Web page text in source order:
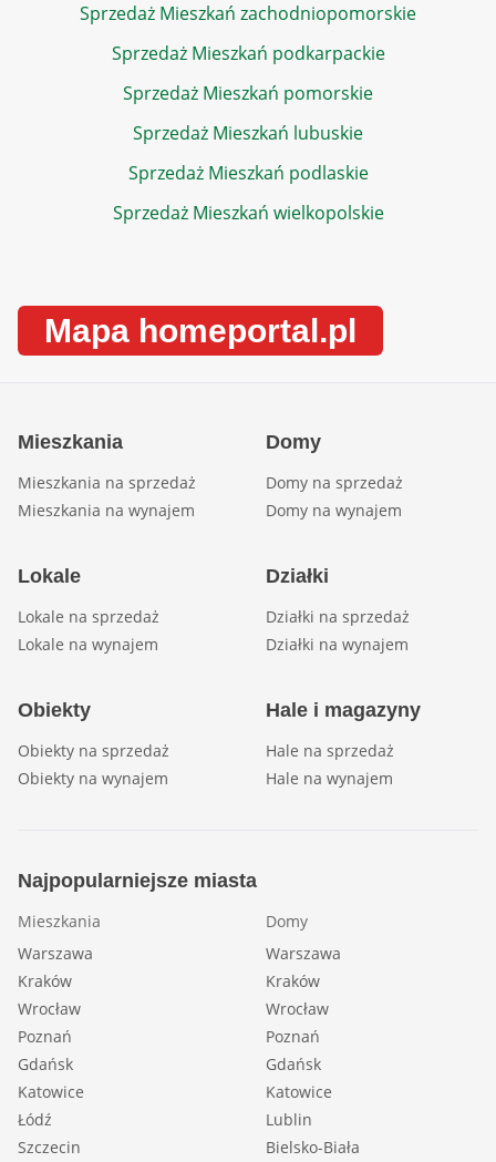
Sprzedaż Mieszkań zachodniopomorskie
Sprzedaż Mieszkań podkarpackie
Sprzedaż Mieszkań pomorskie
Sprzedaż Mieszkań lubuskie
Sprzedaż Mieszkań podlaskie
Sprzedaż Mieszkań wielkopolskie
Mapa homeportal.pl
Mieszkania
Mieszkania na sprzedaż
Mieszkania na wynajem
Domy
Domy na sprzedaż
Domy na wynajem
Lokale
Lokale na sprzedaż
Lokale na wynajem
Działki
Działki na sprzedaż
Działki na wynajem
Obiekty
Obiekty na sprzedaż
Obiekty na wynajem
Hale i magazyny
Hale na sprzedaż
Hale na wynajem
Najpopularniejsze miasta
Mieszkania
Warszawa
Kraków
Wrocław
Poznań
Gdańsk
Katowice
Łódź
Szczecin
Domy
Warszawa
Kraków
Wrocław
Poznań
Gdańsk
Katowice
Lublin
Bielsko-Biała